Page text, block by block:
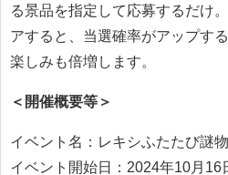
る景品を指定して応募するだけ
アすると、当選確率がアップす
楽しみも倍増します。
＜開催概要等＞
イベント名：レキシふたたび謎
イベント開始日：2024年10⽉16